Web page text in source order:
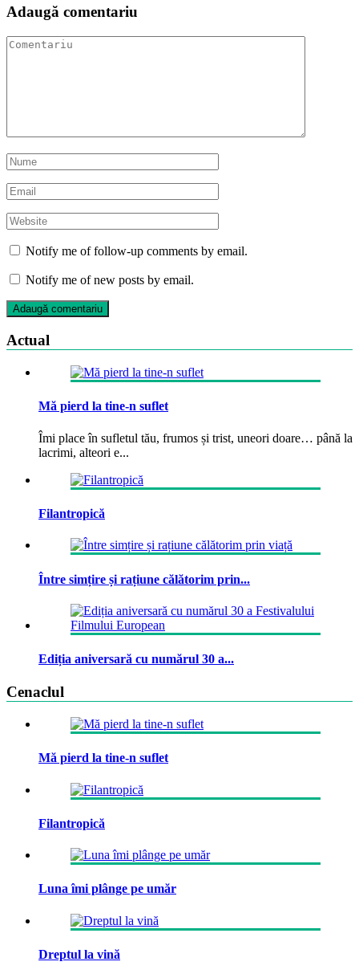
Adaugă comentariu
Notify me of follow-up comments by email.
Notify me of new posts by email.
Actual
Mă pierd la tine-n suflet
Îmi place în sufletul tău, frumos și trist, uneori doare… până la
lacrimi, alteori e...
Filantropică
Între simțire și rațiune călătorim prin...
Ediția aniversară cu numărul 30 a...
Cenaclul
Mă pierd la tine-n suflet
Filantropică
Luna îmi plânge pe umăr
Dreptul la vină